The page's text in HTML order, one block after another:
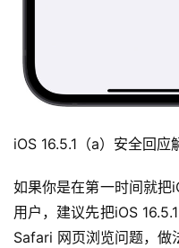
iOS 16.5.1（a）安全回应
如果你是在第一时间就把
用户，建议先把iOS
Safari 网页浏览问题，做